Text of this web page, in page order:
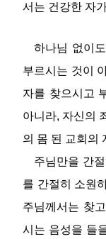
서는 건강한 자
하나님 없이도
부르시는 것이
자를 찾으시고
아니라, 자신의
의 몸 된 교회의
주님만을 간절
를 간절히 소원
주님께서는 찾
시는 음성을 들